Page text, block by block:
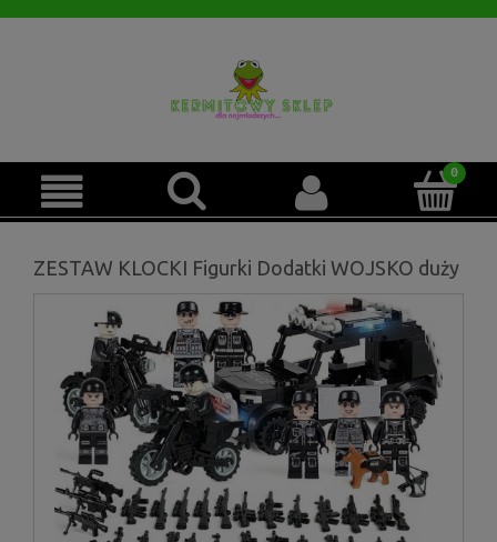
ZESTAW KLOCKI Figurki Dodatki WOJSKO duży